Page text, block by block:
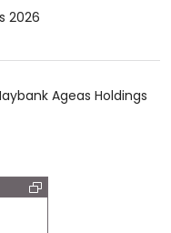
2026
Ageas Holdings